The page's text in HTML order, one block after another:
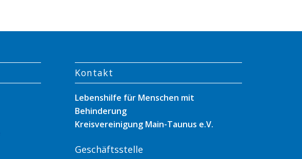
Kontakt
Lebenshilfe für Menschen mit
Behinderung
Kreisvereinigung Main-Taunus e.V.
Geschäftsstelle